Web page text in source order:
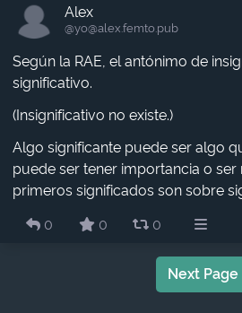
Alex
@yo​@alex.femto.pub
Según la RAE, el antónimo de
significativo.
(Insignificativo no existe.)
Algo significante puede ser algo
puede ser tener importancia o
primeros significados son sobre
0
0 0
Next Page